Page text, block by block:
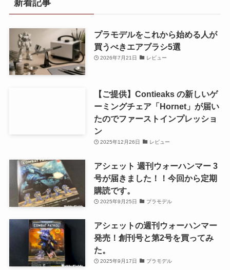
新着記事
プラモデルをこれから始める人が
買うべきエアブラシ5選
2026年7月21日 レビュー
【ご提供】Contieaks の新しいゲ
ーミングチェア「Hornet」が届い
たのでファーストインプレッショ
ン
2025年12月26日 レビュー
アシェット 週刊ウォーハンマー 3
号が届きました！！今回から定期
購読です。
2025年9月25日 プラモデル
アシェットの週刊ウォーハンマー
発売！創刊号と第2号を買ってみ
た。
2025年9月17日 プラモデル